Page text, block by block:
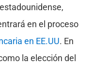
en el proceso
en EE.UU. En
la elección del